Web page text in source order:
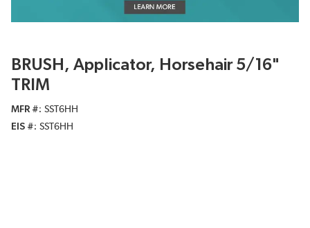
BRUSH, Applicator, Horsehair 5/16"
TRIM
MFR #
SST6HH
EIS #
SST6HH